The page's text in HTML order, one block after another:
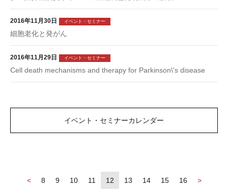
2016年11月30日 イベント・セミナー
細胞老化と発がん
2016年11月29日 イベント・セミナー
Cell death mechanisms and therapy for Parkinson\'s disease
イベント・セミナーカレンダー
8 9 10 11 12 13 14 15 16